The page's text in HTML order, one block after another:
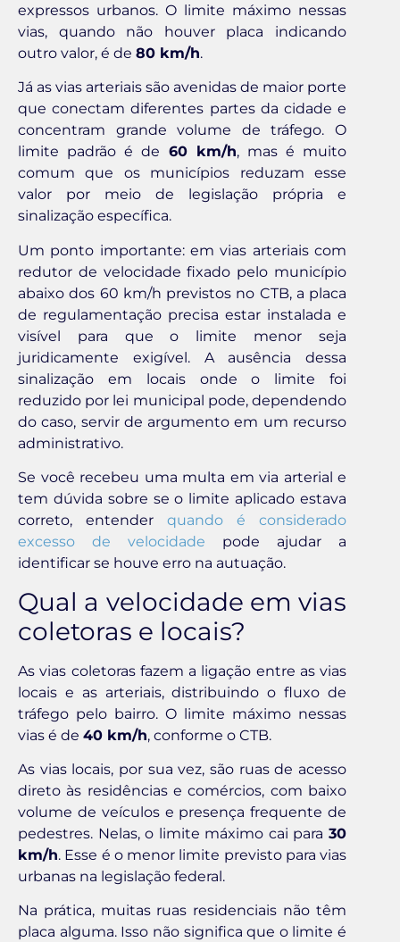
expressos urbanos. O limite máximo nessas
vias, quando não houver placa indicando
outro valor, é de 80 km/h.
Já as vias arteriais são avenidas de maior porte
que conectam diferentes partes da cidade e
concentram grande volume de tráfego. O
limite padrão é de 60 km/h, mas é muito
comum que os municípios reduzam esse
valor por meio de legislação própria e
sinalização específica.
Um ponto importante: em vias arteriais com
redutor de velocidade fixado pelo município
abaixo dos 60 km/h previstos no CTB, a placa
de regulamentação precisa estar instalada e
visível para que o limite menor seja
juridicamente exigível. A ausência dessa
sinalização em locais onde o limite foi
reduzido por lei municipal pode, dependendo
do caso, servir de argumento em um recurso
administrativo.
Se você recebeu uma multa em via arterial e
tem dúvida sobre se o limite aplicado estava
correto, entender quando é considerado
excesso de velocidade pode ajudar a
identificar se houve erro na autuação.
Qual a velocidade em vias
coletoras e locais?
As vias coletoras fazem a ligação entre as vias
locais e as arteriais, distribuindo o fluxo de
tráfego pelo bairro. O limite máximo nessas
vias é de 40 km/h, conforme o CTB.
As vias locais, por sua vez, são ruas de acesso
direto às residências e comércios, com baixo
volume de veículos e presença frequente de
pedestres. Nelas, o limite máximo cai para 30
km/h. Esse é o menor limite previsto para vias
urbanas na legislação federal.
Na prática, muitas ruas residenciais não têm
placa alguma. Isso não significa que o limite é